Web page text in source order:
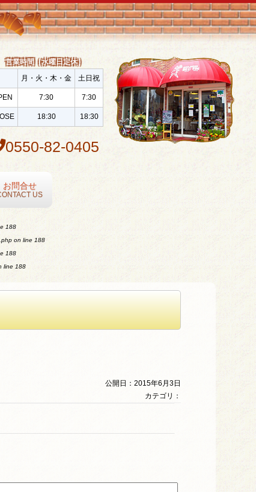
営業時間（水曜日定休）
月・火・木・金 土日祝
7:30 7:30
18:30 18:30
0550-82-0405
お問合せ
US
188
on line 188
188
line 188
公開日：2015年6月3日
カテゴリ：